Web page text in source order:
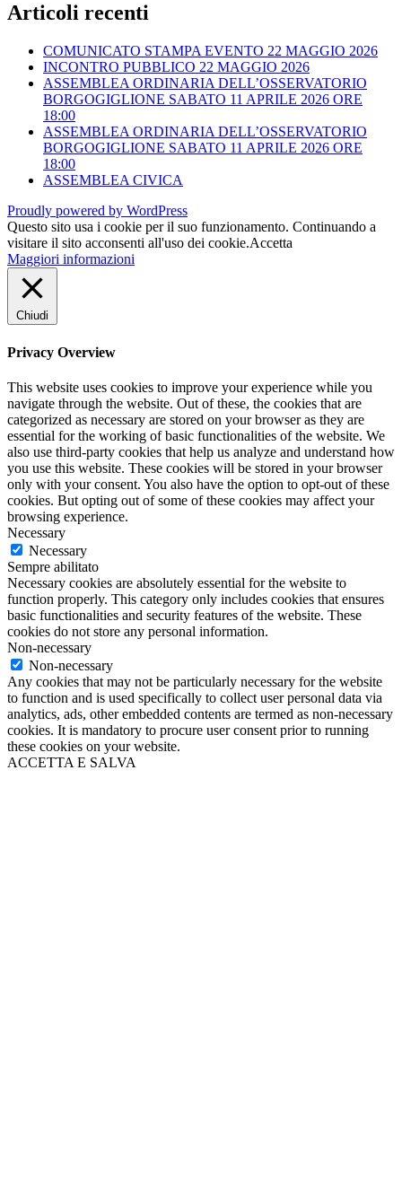
Articoli recenti
COMUNICATO STAMPA EVENTO 22 MAGGIO 2026
INCONTRO PUBBLICO 22 MAGGIO 2026
ASSEMBLEA ORDINARIA DELL’OSSERVATORIO
BORGOGIGLIONE SABATO 11 APRILE 2026 ORE
18:00
ASSEMBLEA ORDINARIA DELL’OSSERVATORIO
BORGOGIGLIONE SABATO 11 APRILE 2026 ORE
18:00
ASSEMBLEA CIVICA
Proudly powered by WordPress
Questo sito usa i cookie per il suo funzionamento. Continuando a
visitare il sito acconsenti all'uso dei cookie.Accetta
Maggiori informazioni
Chiudi
Privacy Overview
This website uses cookies to improve your experience while you
navigate through the website. Out of these, the cookies that are
categorized as necessary are stored on your browser as they are
essential for the working of basic functionalities of the website. We
also use third-party cookies that help us analyze and understand how
you use this website. These cookies will be stored in your browser
only with your consent. You also have the option to opt-out of these
cookies. But opting out of some of these cookies may affect your
browsing experience.
Necessary
Necessary
Sempre abilitato
Necessary cookies are absolutely essential for the website to
function properly. This category only includes cookies that ensures
basic functionalities and security features of the website. These
cookies do not store any personal information.
Non-necessary
Non-necessary
Any cookies that may not be particularly necessary for the website
to function and is used specifically to collect user personal data via
analytics, ads, other embedded contents are termed as non-necessary
cookies. It is mandatory to procure user consent prior to running
these cookies on your website.
ACCETTA E SALVA